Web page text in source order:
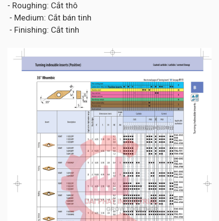
- Roughing: Cắt thô
- Medium: Cắt bán tinh
- Finishing: Cắt tinh